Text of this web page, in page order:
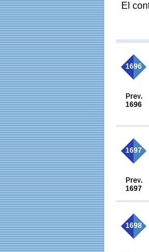
El
1696
1696
1697
1697
1698